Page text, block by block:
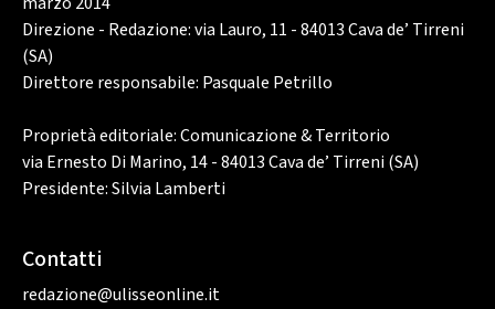
Direzione - Redazione: via Lauro, 11 - 84013 Cava de’ Tirreni
(SA)
Direttore responsabile: Pasquale Petrillo
Proprietà editoriale: Comunicazione & Territorio
via Ernesto Di Marino, 14 - 84013 Cava de’ Tirreni (SA)
Presidente: Silvia Lamberti
Contatti
redazione@ulisseonline.it